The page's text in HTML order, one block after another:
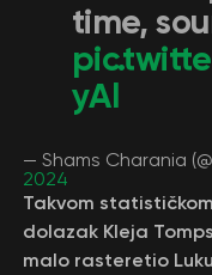
time,
yAl
— Shams Charania
2024
Takvom
dolazak Kleja
malo rasteretio